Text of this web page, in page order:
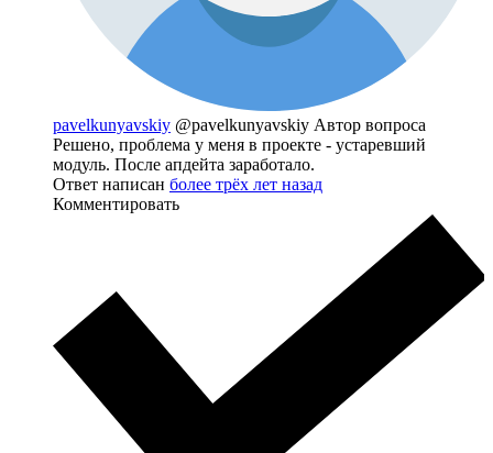
pavelkunyavskiy @pavelkunyavskiy Автор вопроса
Решено, проблема у меня в проекте - устаревший
модуль. После апдейта заработало.
Ответ написан более трёх лет назад
Комментировать